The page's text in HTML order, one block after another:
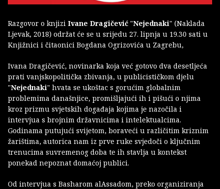
Razgovor o knjizi Ivane Dragičević "Nejednaki" (Naklada
Ljevak, 2018) održat će se u srijedu 27. lipnja u 19.30 sati u
Knjižnici i čitaonici Bogdana Ogrizovića u Zagrebu,
Ivana Dragičević, novinarka koja već gotovo dva desetljeća
prati vanjskopolitička zbivanja, u publicističkom djelu
"Nejednaki" hvata se ukoštac s gorućim globalnim
problemima današnjice, promišljajući ih i pišući o njima
kroz prizmu svjetskih događaja kojima je nazočila i
intervjua s brojnim državnicima i intelektualcima.
Godinama putujući svijetom, boraveći u različitim kriznim
žarištima, autorica nam iz prve ruke svjedoči o ključnim
trenucima suvremenog doba te ih stavlja u kontekst
ponekad nepoznat domaćoj publici.
Od intervjua s Basharom alAssadom, preko organiziranja